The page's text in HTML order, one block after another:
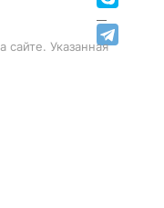
сайте. Указанная